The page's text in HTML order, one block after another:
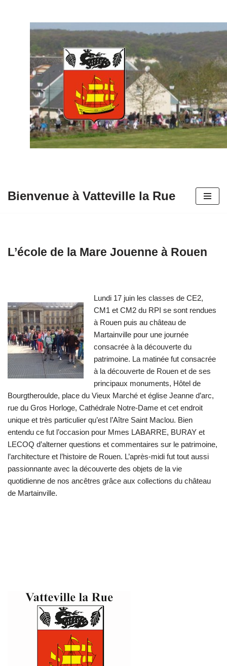
contenu
Bienvenue à Vatteville la Rue
L’école de la Mare Jouenne à Rouen
Lundi 17 juin les classes de CE2,
CM1 et CM2 du RPI se sont rendues
à Rouen puis au château de
Martainville pour une journée
consacrée à la découverte du
patrimoine. La matinée fut consacrée
à la découverte de Rouen et de ses
principaux monuments, Hôtel de
Bourgtheroulde, place du Vieux Marché et église Jeanne d’arc,
rue du Gros Horloge, Cathédrale Notre-Dame et cet endroit
unique et très particulier qu’est l’Aître Saint Maclou. Bien
entendu ce fut l’occasion pour Mmes LABARRE, BURAY et
LECOQ d’alterner questions et commentaires sur le patrimoine,
l’architecture et l’histoire de Rouen. L’après-midi fut tout aussi
passionnante avec la découverte des objets de la vie
quotidienne de nos ancêtres grâce aux collections du château
de Martainville.